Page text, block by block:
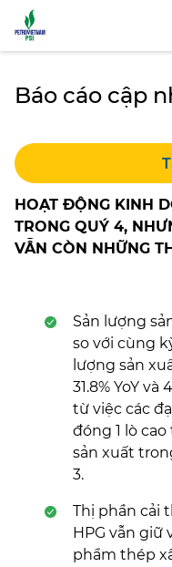
Báo cáo cập
HOẠT ĐỘNG KINH
TRONG QUÝ 4,
VẪN CÒN NHỮNG
Sản lượng
so với cùng
lượng sản
31.8% YoY
từ việc các
đóng 1 lò
sản xuất
3.
Thị phần cải
HPG vẫn giữ
phẩm thép